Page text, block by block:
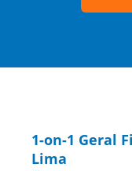
1-on-1 Geral
Lima